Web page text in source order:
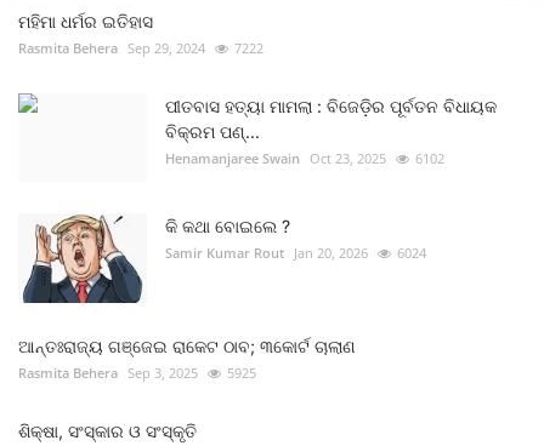
ମହିମା ଧର୍ମର ଇତିହାସ
Rasmita Behera Sep 29, 2024 7222
ପୀତବାସ ହତ୍ୟା ମାମଲା : ବିଜେଡ଼ିର ପୂର୍ବତନ ବିଧାୟକ
ବିକ୍ରମ ପଣ୍...
Henamanjaree Swain Oct 23, 2025 6102
କି କଥା ବୋଇଲେ ?
Samir Kumar Rout Jan 20, 2026 6024
ଆନ୍ତଃରାଜ୍ୟ ଗଞ୍ଜେଇ ରାକେଟ ଠାବ; ୩କୋର୍ଟ ଚାଲାଣ
Rasmita Behera Sep 3, 2025 5925
ଶିକ୍ଷା, ସଂସ୍କାର ଓ ସଂସ୍କୃତି